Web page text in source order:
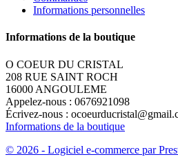
Informations personnelles
Informations de la boutique
O COEUR DU CRISTAL
208 RUE SAINT ROCH
16000 ANGOULEME
Appelez-nous : 0676921098
Écrivez-nous :
Informations de la boutique
© 2026 - Logiciel e-commerce par